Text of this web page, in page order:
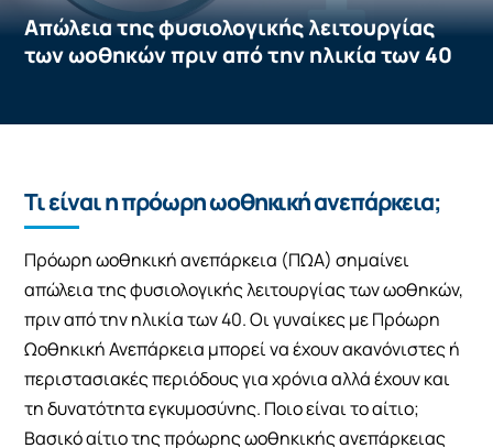
Aπώλεια της φυσιολογικής λειτουργίας
των ωοθηκών πριν από την ηλικία των 40
Τι είναι η πρόωρη ωοθηκική ανεπάρκεια;
Πρόωρη ωοθηκική ανεπάρκεια (ΠΩΑ) σημαίνει
απώλεια της φυσιολογικής λειτουργίας των ωοθηκών,
πριν από την ηλικία των 40. Οι γυναίκες με Πρόωρη
Ωοθηκική Ανεπάρκεια μπορεί να έχουν ακανόνιστες ή
περιστασιακές περιόδους για χρόνια αλλά έχουν και
τη δυνατότητα εγκυμοσύνης. Ποιο είναι το αίτιο;
Βασικό αίτιο της πρόωρης ωοθηκικής ανεπάρκειας